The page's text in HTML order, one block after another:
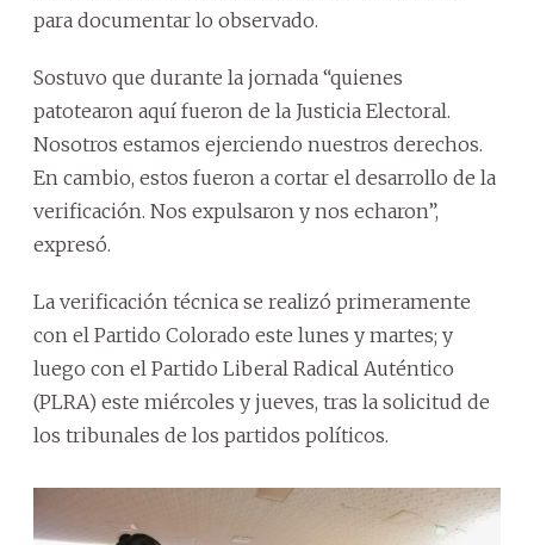
para documentar lo observado.
Sostuvo que durante la jornada “quienes
patotearon aquí fueron de la Justicia Electoral.
Nosotros estamos ejerciendo nuestros derechos.
En cambio, estos fueron a cortar el desarrollo de la
verificación. Nos expulsaron y nos echaron”,
expresó.
La verificación técnica se realizó primeramente
con el Partido Colorado este lunes y martes; y
luego con el Partido Liberal Radical Auténtico
(PLRA) este miércoles y jueves, tras la solicitud de
los tribunales de los partidos políticos.